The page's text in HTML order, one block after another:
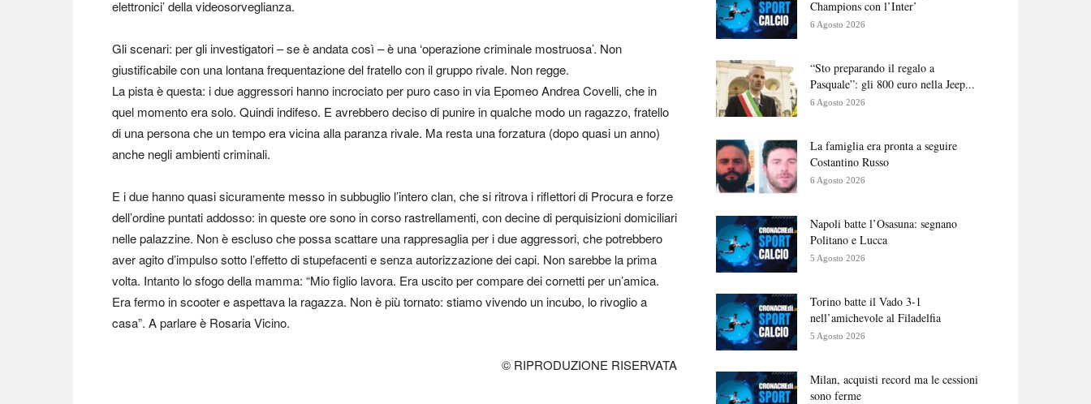
elettronici’ della videosorveglianza.
Gli scenari: per gli investigatori – se è andata così – è una ‘operazione criminale mostruosa’. Non
giustificabile con una lontana frequentazione del fratello con il gruppo rivale. Non regge.
La pista è questa: i due aggressori hanno incrociato per puro caso in via Epomeo Andrea Covelli, che in
quel momento era solo. Quindi indifeso. E avrebbero deciso di punire in qualche modo un ragazzo, fratello
di una persona che un tempo era vicina alla paranza rivale. Ma resta una forzatura (dopo quasi un anno)
anche negli ambienti criminali.
E i due hanno quasi sicuramente messo in subbuglio l’intero clan, che si ritrova i riflettori di Procura e forze
dell’ordine puntati addosso: in queste ore sono in corso rastrellamenti, con decine di perquisizioni domiciliari
nelle palazzine. Non è escluso che possa scattare una rappresaglia per i due aggressori, che potrebbero
aver agito d’impulso sotto l’effetto di stupefacenti e senza autorizzazione dei capi. Non sarebbe la prima
volta. Intanto lo sfogo della mamma: “Mio figlio lavora. Era uscito per compare dei cornetti per un’amica.
Era fermo in scooter e aspettava la ragazza. Non è più tornato: stiamo vivendo un incubo, lo rivoglio a
casa”. A parlare è Rosaria Vicino.
© RIPRODUZIONE RISERVATA
Champions con l’Inter’
6 Agosto 2026
“Sto preparando il regalo a
Pasquale”: gli 800 euro nella Jeep...
6 Agosto 2026
La famiglia era pronta a seguire
Costantino Russo
6 Agosto 2026
Napoli batte l’Osasuna: segnano
Politano e Lucca
5 Agosto 2026
Torino batte il Vado 3-1
nell’amichevole al Filadelfia
5 Agosto 2026
Milan, acquisti record ma le cessioni
sono ferme